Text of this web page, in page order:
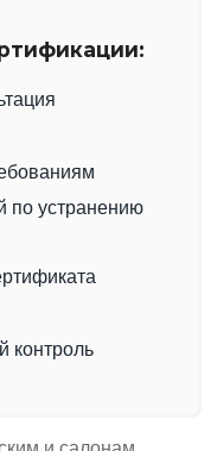
по устранению
контроль